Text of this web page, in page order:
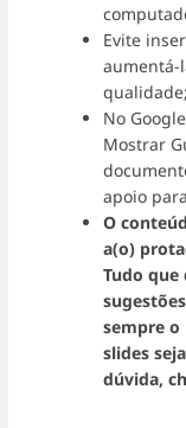
Evite
aumentá-
qualidade;
No
Mostrar
apoio
O
a(o)
Tudo que
sempre o
slides
dúvida,